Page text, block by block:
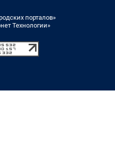
порталов»
Технологии»